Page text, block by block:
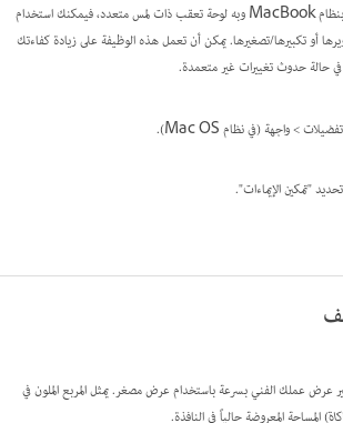
إذا كان لديك جهاز كمبيوتر يعمل بنظام MacBook وبه لوحة تعقب ذات لمس متعدد، فيمكنك استخدام
أو تكبيرها/تصغيرها. يمكن أن تعمل هذه الوظيفة على زيادة كفاءتك
حالة حدوث تغييرات غير متعمدة.
"تمكين الإيماءات".
عرض عملك الفني بسرعة باستخدام عرض مصغر. يمثل المربع الملون في
) المساحة المعروضة حالياً في النافذة.